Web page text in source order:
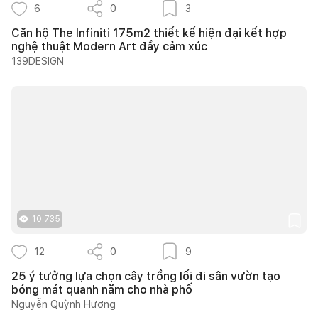
6 0 3
Căn hộ The Infiniti 175m2 thiết kế hiện đại kết hợp
nghệ thuật Modern Art đầy cảm xúc
139DESIGN
10.735
12 0 9
25 ý tưởng lựa chọn cây trồng lối đi sân vườn tạo
bóng mát quanh năm cho nhà phố
Nguyễn Quỳnh Hương